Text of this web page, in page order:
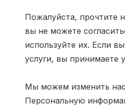
Пожалуйста, прочтите
вы не можете
используйте их. Если
услуги, вы принимаете
Мы можем изменить
Персональную